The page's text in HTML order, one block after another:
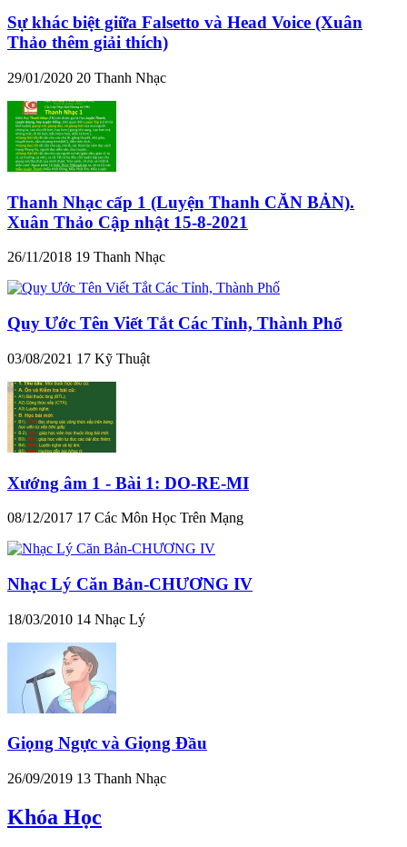
Sự khác biệt giữa Falsetto và Head Voice (Xuân
Thảo thêm giải thích)
29/01/2020 20 Thanh Nhạc
Thanh Nhạc cấp 1 (Luyện Thanh CĂN BẢN).
Xuân Thảo Cập nhật 15-8-2021
26/11/2018 19 Thanh Nhạc
Quy Ước Tên Viết Tắt Các Tỉnh, Thành Phố
03/08/2021 17 Kỹ Thuật
Xướng âm 1 - Bài 1: DO-RE-MI
08/12/2017 17 Các Môn Học Trên Mạng
Nhạc Lý Căn Bản-CHƯƠNG IV
18/03/2010 14 Nhạc Lý
Giọng Ngực và Giọng Đầu
26/09/2019 13 Thanh Nhạc
Khóa Học